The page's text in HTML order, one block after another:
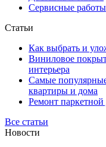
Сервисные работы
Статьи
Как выбрать и
Виниловое
интерьера
Самые
квартиры и дома
Ремонт паркетной
Все статьи
Новости